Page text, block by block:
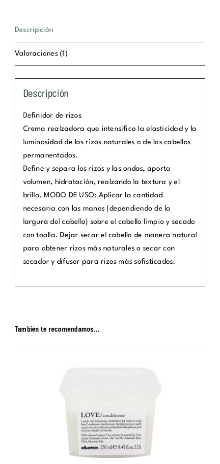
Descripción
Valoraciones (1)
Descripción
Definidor de rizos
Crema realzadora que intensifica la elasticidad y la
luminosidad de los rizos naturales o de los cabellos
permanentados.
Define y separa los rizos y las ondas, aporta
volumen, hidratación, realzando la textura y el
brillo. MODO DE USO: Aplicar la cantidad
necesaria con las manos (dependiendo de la
largura del cabello) sobre el cabello limpio y secado
con toalla. Dejar secar el cabello de manera natural
para obtener rizos más naturales o secar con
secador y difusor para rizos más sofisticados.
También te recomendamos…